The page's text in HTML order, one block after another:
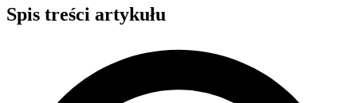
Spis treści artykułu